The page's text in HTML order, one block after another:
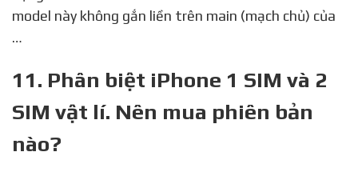
Anh cũng cho biết thêm cách làm này hiện chỉ áp
dụng với iPhone XR và iPhone 11 do ổ SIM của 2
…
11. Phân biệt iPhone 1 SIM và 2
SIM vật lí. Nên mua phiên bản